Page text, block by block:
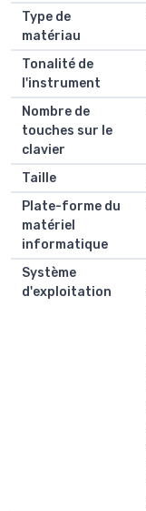
Type de
matériau
Tonalité de
l'instrument
Nombre de
touches sur le
clavier
Taille
Plate-forme du
matériel
informatique
Système
d'exploitation